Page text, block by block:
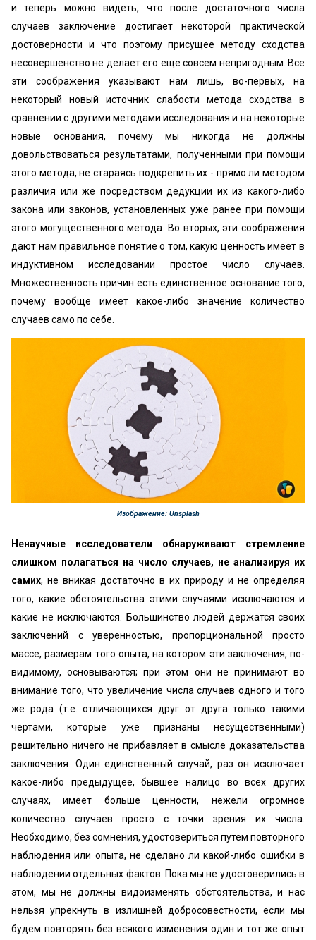
и теперь можно видеть, что после достаточного числа
случаев заключение достигает некоторой практической
достоверности и что поэтому присущее методу сходства
несовершенство не делает его еще совсем непригодным. Все
эти соображения указывают нам лишь, во-первых, на
некоторый новый источник слабости метода сходства в
сравнении с другими методами исследования и на некоторые
новые основания, почему мы никогда не должны
довольствоваться результатами, полученными при помощи
этого метода, не стараясь подкрепить их - прямо ли методом
различия или же посредством дедукции их из какого-либо
закона или законов, установленных уже ранее при помощи
этого могущественного метода. Во вторых, эти соображения
дают нам правильное понятие о том, какую ценность имеет в
индуктивном исследовании простое число случаев.
Множественность причин есть единственное основание того,
почему вообще имеет какое-либо значение количество
случаев само по себе.
Изображение: Unsplash
Ненаучные исследователи обнаруживают стремление
слишком полагаться на число случаев, не анализируя их
самих, не вникая достаточно в их природу и не определяя
того, какие обстоятельства этими случаями исключаются и
какие не исключаются. Большинство людей держатся своих
заключений с уверенностью, пропорциональной просто
массе, размерам того опыта, на котором эти заключения, по-
видимому, основываются; при этом они не принимают во
внимание того, что увеличение числа случаев одного и того
же рода (т.е. отличающихся друг от друга только такими
чертами, которые уже признаны несущественными)
решительно ничего не прибавляет в смысле доказательства
заключения. Один единственный случай, раз он исключает
какое-либо предыдущее, бывшее налицо во всех других
случаях, имеет больше ценности, нежели огромное
количество случаев просто с точки зрения их числа.
Необходимо, без сомнения, удостовериться путем повторного
наблюдения или опыта, не сделано ли какой-либо ошибки в
наблюдении отдельных фактов. Пока мы не удостоверились в
этом, мы не должны видоизменять обстоятельства, и нас
нельзя упрекнуть в излишней добросовестности, если мы
будем повторять без всякого изменения один и тот же опыт